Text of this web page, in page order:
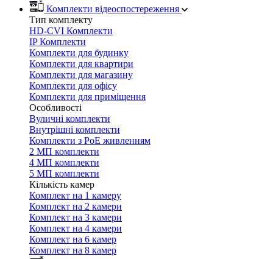
Комплекти відеоспостереження
Тип комплекту
HD-CVI Комплекти
IP Комплекти
Комплекти для будинку
Комплекти для квартири
Комплекти для магазину
Комплекти для офісу
Комплекти для приміщення
Особливості
Вуличні комплекти
Внутрішні комплекти
Комплекти з PoE живленням
2 МП комплекти
4 МП комплекти
5 МП комплекти
Кількість камер
Комплект на 1 камеру
Комплект на 2 камери
Комплект на 3 камери
Комплект на 4 камери
Комплект на 6 камер
Комплект на 8 камер